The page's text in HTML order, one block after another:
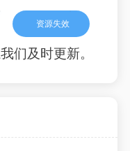
资源失效
们及时更新。